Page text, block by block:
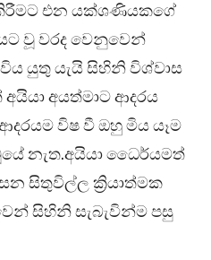
එන යක්ශණියකගේ
වූ වරද වෙනුවෙන්
යුතු යැයි සිහිනි විශ්වාස
අයත්මාට ආදරය
විෂ වී ඔහු මිය යෑම
නැත.අයියා ධෛර්යමත්
සිතුවිල්ල ක්‍රියාත්මක
සිහිනි සැබැවින්ම පසු